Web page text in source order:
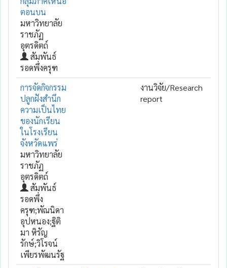
ตอนบน
มหาวิทยาลัย
ราชภัฏ
อุตรดิตถ์
สัมพันธ์
รอดพึ่งครุฑ
การจัดกิจกรรม
ปลูกฝังสำนึก
ความเป็นไทย
ของนักเรียน
ในโรงเรียน
จังหวัดแพร่
มหาวิทยาลัย
ราชภัฏ
อุตรดิตถ์
สัมพันธ์
รอดพึ่ง
ครุฑ;พัณนิดา
อุปหนอง;ฐิติ
มา หิรัญ
รักษ์;วิโรจน์
เพียรพัฒนรัฐ
งานวิจัย/Research
report